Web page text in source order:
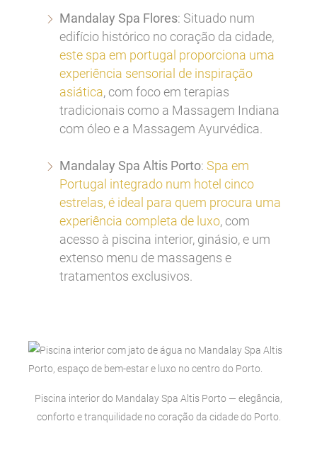
Mandalay Spa Flores: Situado num
edifício histórico no coração da cidade,
este spa em portugal proporciona uma
experiência sensorial de inspiração
asiática, com foco em terapias
tradicionais como a Massagem Indiana
com óleo e a Massagem Ayurvédica.
Mandalay Spa Altis Porto: Spa em
Portugal integrado num hotel cinco
estrelas, é ideal para quem procura uma
experiência completa de luxo, com
acesso à piscina interior, ginásio, e um
extenso menu de massagens e
tratamentos exclusivos.
Piscina interior do Mandalay Spa Altis Porto — elegância,
conforto e tranquilidade no coração da cidade do Porto.